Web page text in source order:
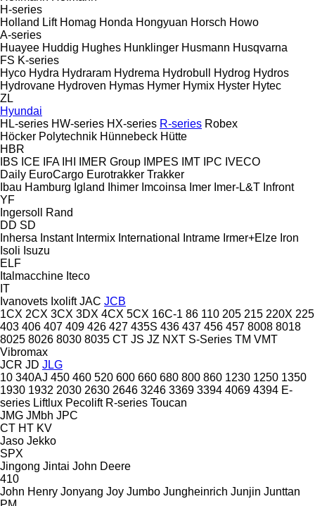
H-series
Holland Lift Homag Honda Hongyuan Horsch Howo
A-series
Huayee Huddig Hughes Hunklinger Husmann Husqvarna
FS K-series
Hyco Hydra Hydraram Hydrema Hydrobull Hydrog Hydros
Hydrovane Hydroven Hymas Hymer Hymix Hyster Hytec
ZL
Hyundai
HL-series HW-series HX-series R-series Robex
Höcker Polytechnik Hünnebeck Hütte
HBR
IBS ICE IFA IHI IMER Group IMPES IMT IPC IVECO
Daily EuroCargo Eurotrakker Trakker
Ibau Hamburg Igland Ihimer Imcoinsa Imer Imer-L&T Infront
YF
Ingersoll Rand
DD SD
Inhersa Instant Intermix International Intrame Irmer+Elze Iron
Isoli Isuzu
ELF
Italmacchine Iteco
IT
Ivanovets Ixolift JAC JCB
1CX 2CX 3CX 3DX 4CX 5CX 16C-1 86 110 205 215 220X 225
403 406 407 409 426 427 435S 436 437 456 457 8008 8018
8025 8026 8030 8035 CT JS JZ NXT S-Series TM VMT
Vibromax
JCR JD JLG
10 340AJ 450 460 520 600 660 680 800 860 1230 1250 1350
1930 1932 2030 2630 2646 3246 3369 3394 4069 4394 E-
series Liftlux Pecolift R-series Toucan
JMG JMbh JPC
CT HT KV
Jaso Jekko
SPX
Jingong Jintai John Deere
410
John Henry Jonyang Joy Jumbo Jungheinrich Junjin Junttan